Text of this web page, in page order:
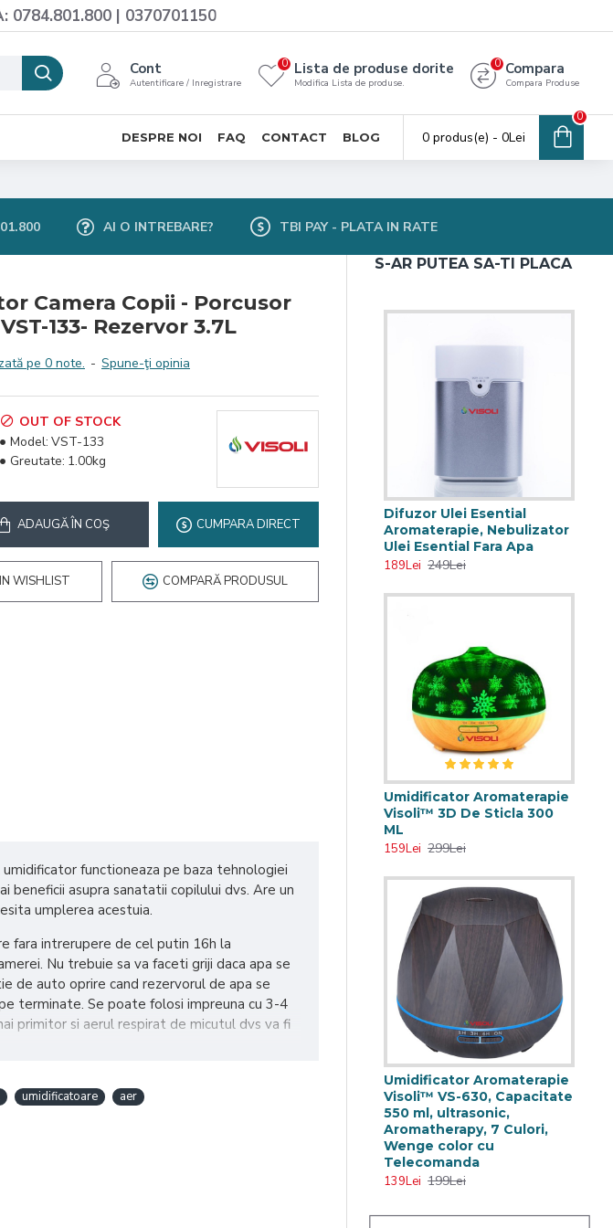
0784.801.800 | 0370701150
Cont
Autentificare / Inregistrare
Lista de produse dorite
Modifica Lista de produse.
0 Compara
Compara Produse
0
DESPRE NOI FAQ CONTACT BLOG 0 produs(e) - 0Lei
0
AI O INTREBARE? TBI PAY - PLATA IN RATE
Camera Copii - Porcusor
133- Rezervor 3.7L
pe 0 note. - Spune-ţi opinia
OUT OF STOCK
Model: VST-133
Greutate: 1.00kg
ADAUGĂ ÎN COŞ CUMPARA DIRECT
WISHLIST COMPARĂ PRODUSUL
functioneaza pe baza tehnologiei
beneficii asupra sanatatii copilului dvs. Are un
umplerea acestuia.
fara intrerupere de cel putin 16h la
Nu trebuie sa va faceti griji daca apa se
de auto oprire cand rezervorul de apa se
terminate. Se poate folosi impreuna cu 3-4
primitor si aerul respirat de micutul dvs va fi
umidificatoare aer
S-AR PUTEA SA-TI PLACA
Difuzor Ulei Esential
Aromaterapie, Nebulizator
Ulei Esential Fara Apa
189Lei 249Lei
Umidificator Aromaterapie
Visoli™ 3D De Sticla 300
ML
159Lei 299Lei
Umidificator Aromaterapie
Visoli™ VS-630, Capacitate
550 ml, ultrasonic,
Aromatherapy, 7 Culori,
Wenge color cu
Telecomanda
139Lei 199Lei